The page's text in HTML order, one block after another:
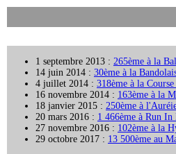
1 septembre 2013 : 265ème à la
14 juin 2014 : 30ème à la
4 juillet 2014 : 318ème à la
16 novembre 2014 : 163ème à la
18 janvier 2015 : 250ème à
20 mars 2016 : 1 466ème à Run
27 novembre 2016 : 102ème à la
29 octobre 2017 : 13 500ème au